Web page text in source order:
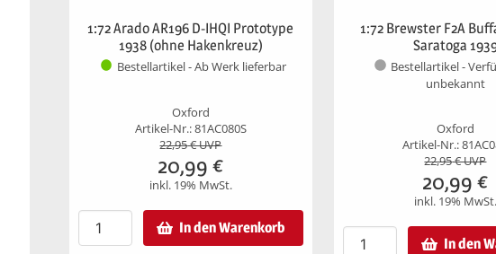
1:72 Arado AR196 D-IHQI Prototype
1938 (ohne Hakenkreuz)
Bestellartikel - Ab Werk lieferbar
Oxford
Artikel-Nr.: 81AC080S
22,95€ UVP
20,99 €
inkl. 19% MwSt.
In den Warenkorb
1:72 Brewster F2A
Saratoga
Bestellartikel -
unbekannt
Oxford
Artikel-Nr.:
22,95€ UVP
20,99 €
inkl. 19% MwSt.
In den